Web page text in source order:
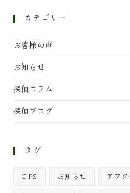
カテゴリー
お客様の声
お知らせ
探偵コラム
探偵ブログ
タグ
GPS お知らせ アフ